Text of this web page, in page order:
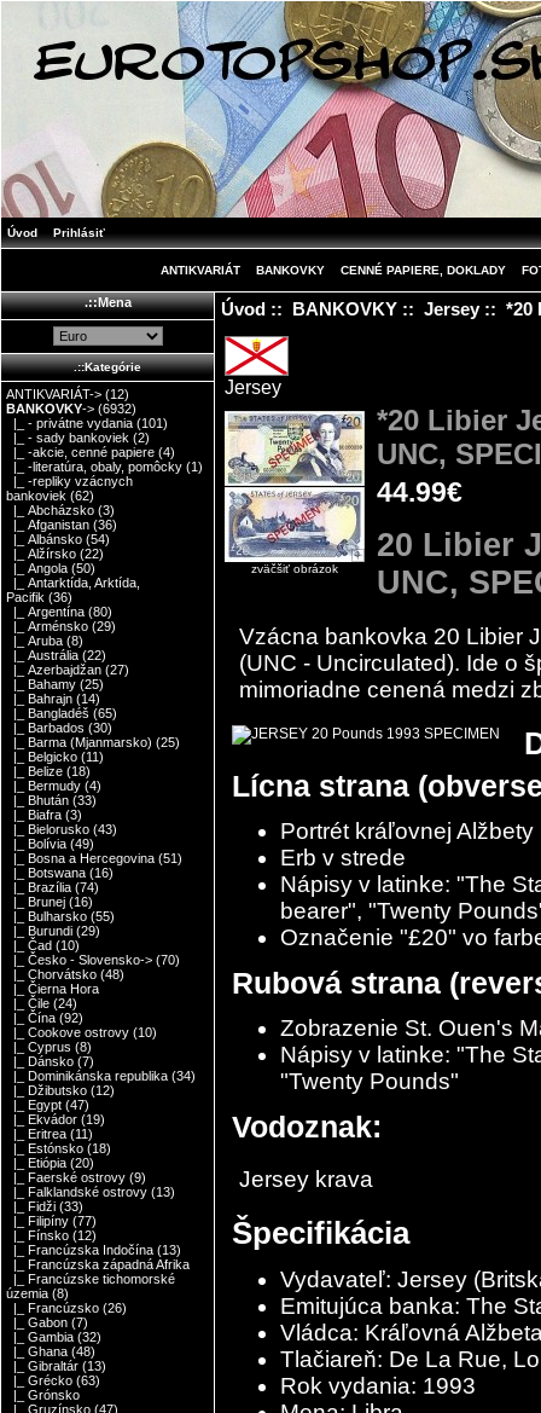
Úvod Prihlásiť
ANTIKVARIÁT BANKOVKY CENNÉ PAPIERE, DOKLADY
.::Mena
.::Kategórie
ANTIKVARIÁT-> (12)
BANKOVKY-> (6932)
|_ - privátne vydania (101)
|_ - sady bankoviek (2)
|_ -akcie, cenné papiere (4)
|_ -literatúra, obaly, pomôcky (1)
|_ -repliky vzácnych
bankoviek (62)
|_ Abcházsko (3)
|_ Afganistan (36)
|_ Albánsko (54)
|_ Alžírsko (22)
|_ Angola (50)
|_ Antarktída, Arktída,
Pacifik (36)
|_ Argentína (80)
|_ Arménsko (29)
|_ Aruba (8)
|_ Austrália (22)
|_ Azerbajdžan (27)
|_ Bahamy (25)
|_ Bahrajn (14)
|_ Bangladéš (65)
|_ Barbados (30)
|_ Barma (Mjanmarsko) (25)
|_ Belgicko (11)
|_ Belize (18)
|_ Bermudy (4)
|_ Bhután (33)
|_ Biafra (3)
|_ Bielorusko (43)
|_ Bolívia (49)
|_ Bosna a Hercegovina (51)
|_ Botswana (16)
|_ Brazília (74)
|_ Brunej (16)
|_ Bulharsko (55)
|_ Burundi (29)
|_ Čad (10)
|_ Česko - Slovensko-> (70)
|_ Chorvátsko (48)
|_ Čierna Hora
|_ Čile (24)
|_ Čína (92)
|_ Cookove ostrovy (10)
|_ Cyprus (8)
|_ Dánsko (7)
|_ Dominikánska republika (34)
|_ Džibutsko (12)
|_ Egypt (47)
|_ Ekvádor (19)
|_ Eritrea (11)
|_ Estónsko (18)
|_ Etiópia (20)
|_ Faerské ostrovy (9)
|_ Falklandské ostrovy (13)
|_ Fidži (33)
|_ Filipíny (77)
|_ Fínsko (12)
|_ Francúzska Indočína (13)
|_ Francúzska západná Afrika
|_ Francúzske tichomorské
územia (8)
|_ Francúzsko (26)
|_ Gabon (7)
|_ Gambia (32)
|_ Ghana (48)
|_ Gibraltár (13)
|_ Grécko (63)
|_ Grónsko
|_ Gruzínsko (47)
Úvod:: BANKOVKY:: Jersey:: *20
Jersey
zväčšiť obrázok
*20 Libier
UNC,
44.99€
20 Libier
UNC,
Vzácna bankovka 20 Libier
(UNC - Uncirculated). Ide o
mimoriadne cenená medzi
Lícna strana
Portrét kráľovnej Alžbety
Erb v strede
Nápisy v latinke: "The
bearer", "Twenty
Označenie "£20" vo
Rubová strana
Zobrazenie St. Ouen's
Nápisy v latinke: "The
"Twenty Pounds"
Vodoznak:
Jersey krava
Špecifikácia
Vydavateľ: Jersey
Emitujúca banka: The
Vládca: Kráľovná
Tlačiareň: De La Rue,
Rok vydania: 1993